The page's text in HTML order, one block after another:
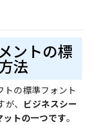
ントの標
法
トの標準フォント
、 ビジネスシー
ットの一つです。